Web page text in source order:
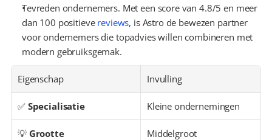
Tevreden ondernemers. Met een score van 4.8/5 en meer
dan 100 positieve reviews, is Astro de bewezen partner
voor ondernemers die topadvies willen combineren met
modern gebruiksgemak.
Eigenschap Invulling
✅ Specialisatie Kleine ondernemingen
💡 Grootte Middelgroot